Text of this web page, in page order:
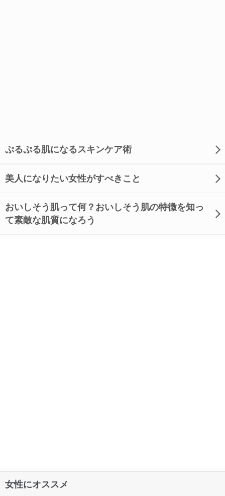
ぷるぷる肌になるスキンケア術
美人になりたい女性がすべきこと
おいしそう肌って何？おいしそう肌の特徴を知っ
て素敵な肌質になろう
女性にオススメ